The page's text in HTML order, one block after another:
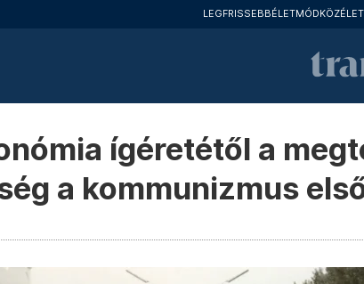
LEGFRISSEBBÉLETMÓDKÖZÉLET
ígéretétől a
a kommunizmus